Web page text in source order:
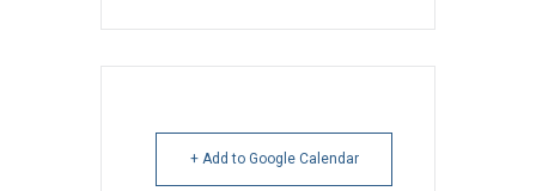
+ Add to Google Calendar